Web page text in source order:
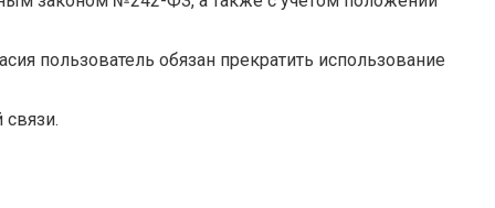
пользователь обязан прекратить использование